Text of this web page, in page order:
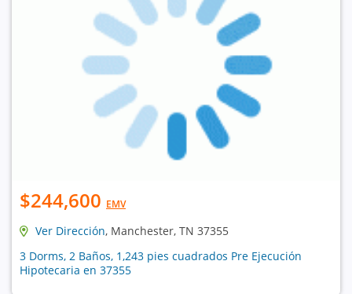
$244,600 EMV
Ver Dirección, Manchester, TN 37355
3 Dorms, 2 Baños, 1,243 pies cuadrados Pre Ejecución
Hipotecaria en 37355